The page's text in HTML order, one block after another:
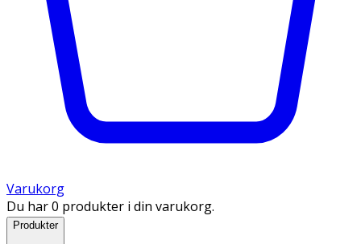
Varukorg
Du har 0 produkter i din varukorg.
Produkter